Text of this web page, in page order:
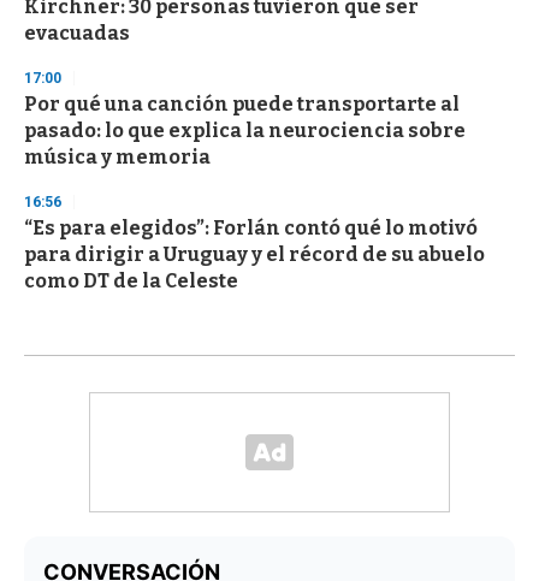
Kirchner: 30 personas tuvieron que ser
evacuadas
17:00
Por qué una canción puede transportarte al
pasado: lo que explica la neurociencia sobre
música y memoria
16:56
“Es para elegidos”: Forlán contó qué lo motivó
para dirigir a Uruguay y el récord de su abuelo
como DT de la Celeste